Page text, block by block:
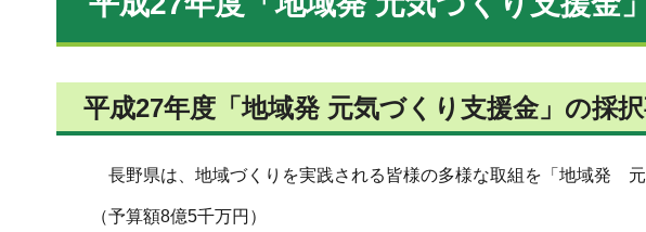
平成27年度「地域発 元気づくり支援金」の採
長野県は、地域づくりを実践される皆様の多様な取組を「地域発 元
（予算額8億5千万円）